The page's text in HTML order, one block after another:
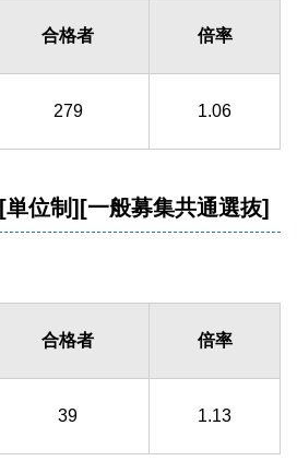
合格者 倍率
279 1.06
位制][一般募集共通選抜]
合格者 倍率
39 1.13